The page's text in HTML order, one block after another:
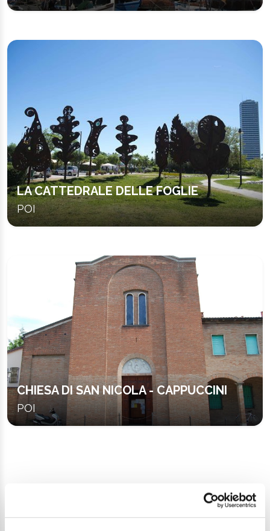
LA CATTEDRALE DELLE FOGLIE
POI
CHIESA DI SAN NICOLA - CAPPUCCINI
POI
Continua a esplorare